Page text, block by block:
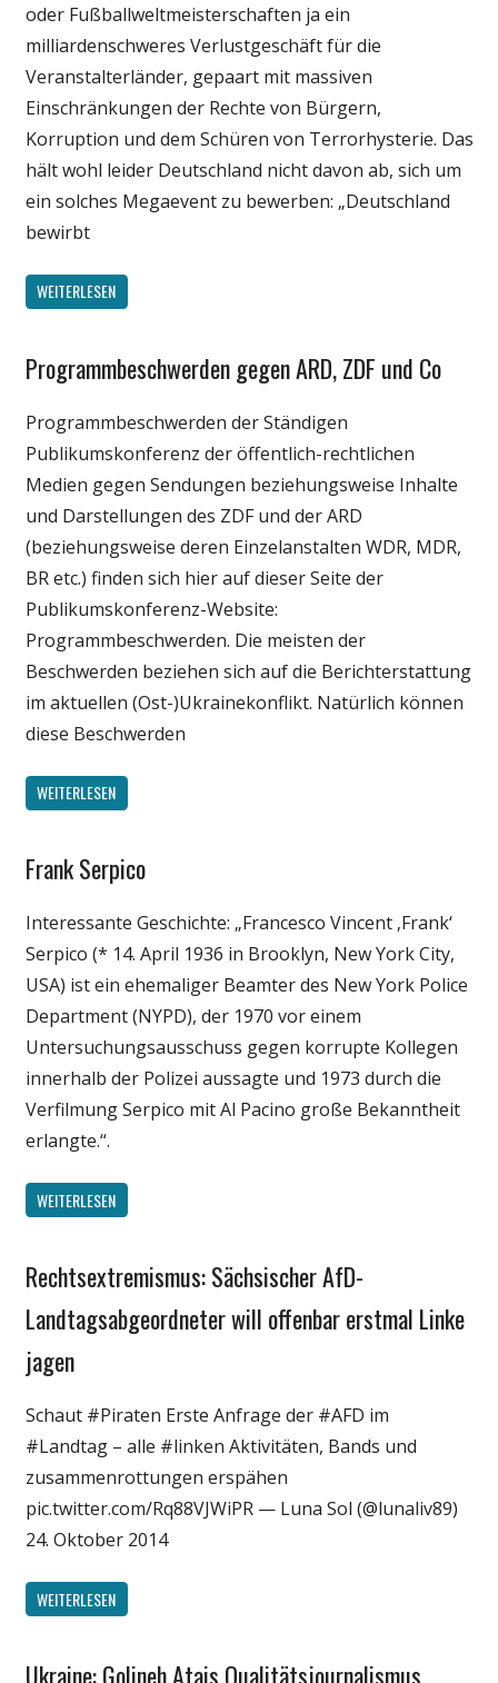
oder Fußballweltmeisterschaften ja ein
milliardenschweres Verlustgeschäft für die
Veranstalterländer, gepaart mit massiven
Einschränkungen der Rechte von Bürgern,
Korruption und dem Schüren von Terrorhysterie. Das
hält wohl leider Deutschland nicht davon ab, sich um
ein solches Megaevent zu bewerben: „Deutschland
bewirbt
WEITERLESEN
Gesellschaft
Medien
Politik
Wirtschaft
Programmbeschwerden gegen ARD, ZDF und Co
Programmbeschwerden der Ständigen
Publikumskonferenz der öffentlich-rechtlichen
Medien gegen Sendungen beziehungsweise Inhalte
und Darstellungen des ZDF und der ARD
(beziehungsweise deren Einzelanstalten WDR, MDR,
BR etc.) finden sich hier auf dieser Seite der
Publikumskonferenz-Website:
Programmbeschwerden. Die meisten der
Beschwerden beziehen sich auf die Berichterstattung
im aktuellen (Ost-)Ukrainekonflikt. Natürlich können
diese Beschwerden
WEITERLESEN
Gesellschaft
Unterhaltung
Frank Serpico
Interessante Geschichte: „Francesco Vincent ‚Frank‘
Serpico (* 14. April 1936 in Brooklyn, New York City,
USA) ist ein ehemaliger Beamter des New York Police
Department (NYPD), der 1970 vor einem
Untersuchungsausschuss gegen korrupte Kollegen
innerhalb der Polizei aussagte und 1973 durch die
Verfilmung Serpico mit Al Pacino große Bekanntheit
erlangte.“.
WEITERLESEN
Gesellschaft
Internet
Medien
Politik
Webfundstück
Rechtsextremismus: Sächsischer AfD-
Landtagsabgeordneter will offenbar erstmal Linke
jagen
Schaut #Piraten Erste Anfrage der #AFD im
#Landtag – alle #linken Aktivitäten, Bands und
zusammenrottungen erspähen
pic.twitter.com/Rq88VJWiPR — Luna Sol (@lunaliv89)
24. Oktober 2014
WEITERLESEN
Gesellschaft
Ukraine: Golineh Atais Qualitätsjournalismus